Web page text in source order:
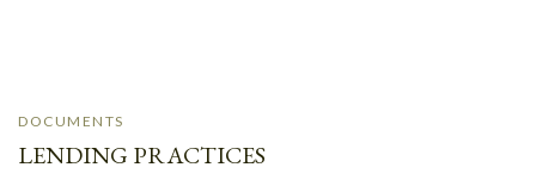
DOCUMENTS
LENDING PRACTICES